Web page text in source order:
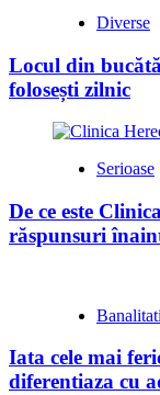
Diverse
Locul din
folosești zilnic
Serioase
De ce este
răspunsuri
Banalitati
Iata cele mai
diferentiaza cu